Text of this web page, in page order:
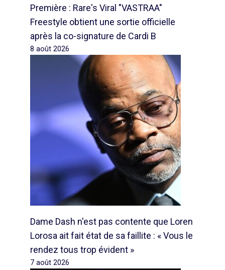
Première : Rare's Viral "VASTRAA"
Freestyle obtient une sortie officielle
après la co-signature de Cardi B
8 août 2026
Dame Dash n'est pas contente que Loren
Lorosa ait fait état de sa faillite : « Vous le
rendez tous trop évident »
7 août 2026